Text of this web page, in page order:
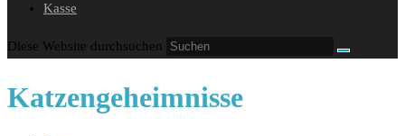
Kasse
Diese Website durchsuchen
Katzengeheimnisse